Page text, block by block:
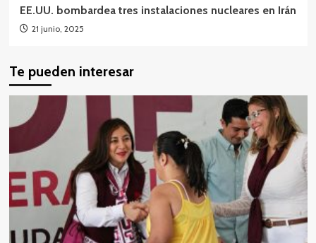
EE.UU. bombardea tres instalaciones nucleares en Irán
21 junio, 2025
Te pueden interesar